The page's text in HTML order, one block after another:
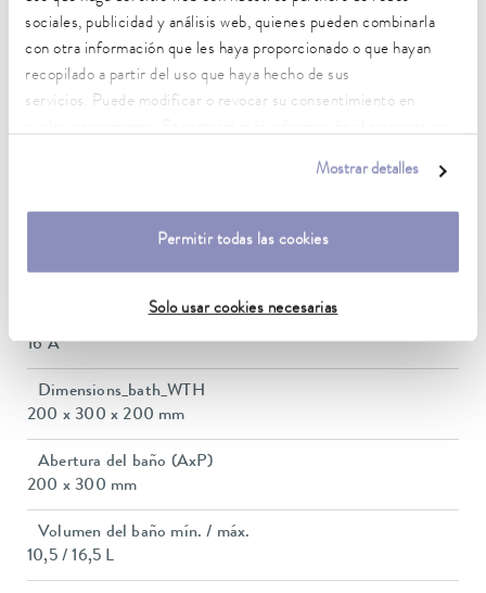
sociales, publicidad y análisis web, quienes pueden combinarla
con otra información que les haya proporcionado o que hayan
recopilado a partir del uso que haya hecho de sus
servicios. Puede modificar o revocar su consentimiento en
Mostrar detalles
Permitir todas las cookies
Solo usar cookies necesarias
Temperatura ambiente
Estabilidad de temperatura
0,01 ± K
2 kW
16 A
Dimensions_bath_WTH
200 x 300 x 200 mm
Abertura del baño (AxP)
200 x 300 mm
Volumen del baño mín. / máx.
10,5 / 16,5 L